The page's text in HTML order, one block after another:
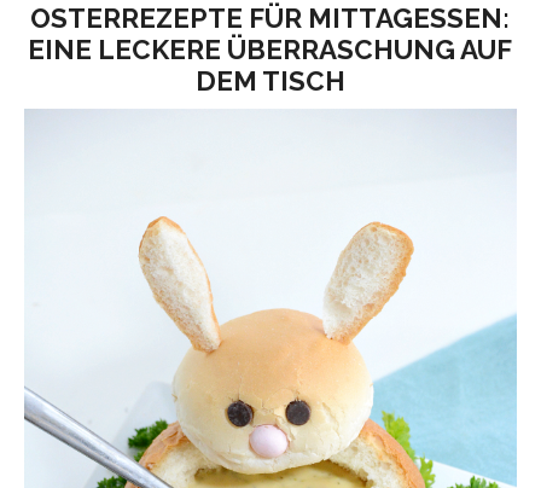
OSTERREZEPTE FÜR MITTAGESSEN:
EINE LECKERE ÜBERRASCHUNG AUF
DEM TISCH